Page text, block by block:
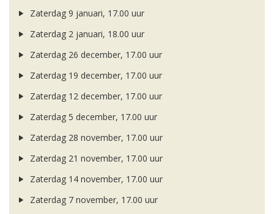
Zaterdag 9 januari, 17.00 uur
Zaterdag 2 januari, 18.00 uur
Zaterdag 26 december, 17.00 uur
Zaterdag 19 december, 17.00 uur
Zaterdag 12 december, 17.00 uur
Zaterdag 5 december, 17.00 uur
Zaterdag 28 november, 17.00 uur
Zaterdag 21 november, 17.00 uur
Zaterdag 14 november, 17.00 uur
Zaterdag 7 november, 17.00 uur